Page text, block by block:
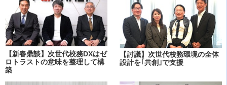
【新春鼎談】次世代校務DXはゼ
ロトラストの意味を整理して構
築
【討議】次世代校務環境の全体
設計を｢共創｣で支援